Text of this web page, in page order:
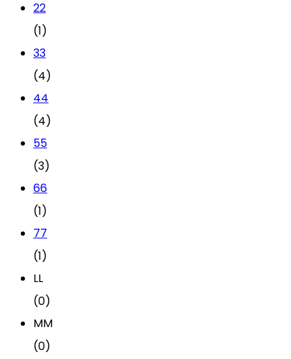
22
(1)
33
(4)
44
(4)
55
(3)
66
(1)
77
(1)
LL
(0)
MM
(0)